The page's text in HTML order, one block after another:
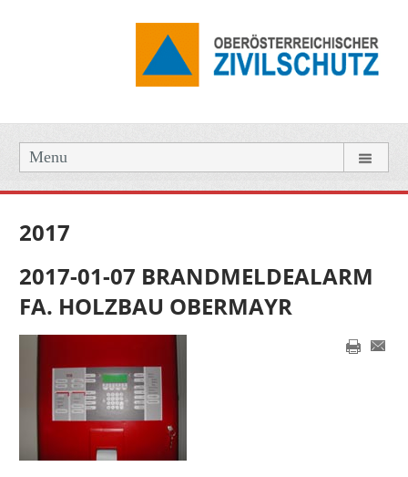
Menu
2017
2017-01-07 BRANDMELDEALARM
FA. HOLZBAU OBERMAYR